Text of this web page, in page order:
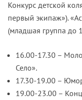
Конкурс детской
первый экипаж»).
(младшая группа до
16.00-17.30 –
Село».
17.30-19.00 –
19.00-23.00 –